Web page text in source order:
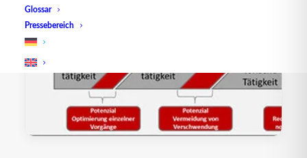
Glossar
Pressebereich